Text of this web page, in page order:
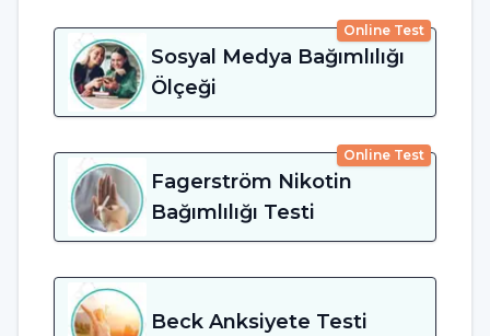
Online Test
Sosyal Medya Bağımlılığı
Ölçeği
Online Test
Fagerström Nikotin
Bağımlılığı Testi
Beck Anksiyete Testi